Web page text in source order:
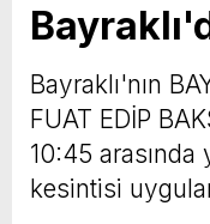
Bayraklı'nın
FUAT EDİP
10:45 arasında
kesintisi